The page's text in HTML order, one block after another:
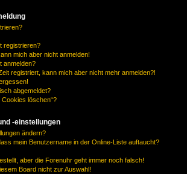
registrieren?
mich aber nicht anmelden!
anmelden?
registriert, kann mich aber nicht mehr anmelden?!
abgemeldet?
Cookies löschen“?
-einstellungen
ändern?
mein Benutzername in der Online-Liste auftaucht?
aber die Forenuhr geht immer noch falsch!
Board nicht zur Auswahl!